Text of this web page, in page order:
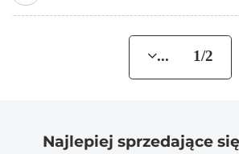
... 1/2
Najlepiej sprzedające